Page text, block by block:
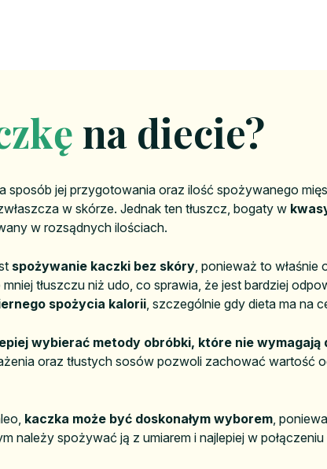
na diecie?
sposób jej przygotowania oraz ilość spożywanego
w skórze. Jednak ten tłuszcz, bogaty w
w rozsądnych ilościach.
spożywanie kaczki bez skóry, ponieważ to właśnie
tłuszczu niż udo, co sprawia, że jest bardziej
spożycia kalorii, szczególnie gdy dieta ma na
wybierać metody obróbki, które nie wymagają
oraz tłustych sosów pozwoli zachować wartość
kaczka może być doskonałym wyborem,
należy spożywać ją z umiarem i najlepiej w